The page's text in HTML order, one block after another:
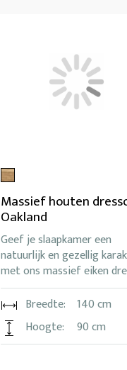
Massief houten
Oakland
Geef je slaapkamer een
natuurlijk en gezellig
met ons massief eiken
Breedte:
140 cm
Hoogte:
90 cm